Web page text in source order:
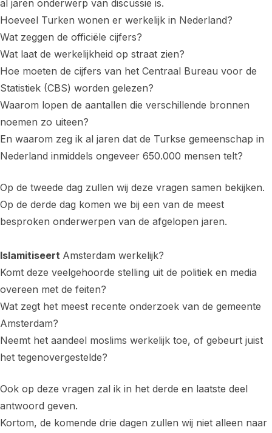
al jaren onderwerp van discussie is.
Hoeveel Turken wonen er werkelijk in Nederland?
Wat zeggen de officiële cijfers?
Wat laat de werkelijkheid op straat zien?
Hoe moeten de cijfers van het Centraal Bureau voor de
Statistiek (CBS) worden gelezen?
Waarom lopen de aantallen die verschillende bronnen
noemen zo uiteen?
En waarom zeg ik al jaren dat de Turkse gemeenschap in
Nederland inmiddels ongeveer 650.000 mensen telt?
Op de tweede dag zullen wij deze vragen samen bekijken.
Op de derde dag komen we bij een van de meest
besproken onderwerpen van de afgelopen jaren.
Islamitiseert Amsterdam werkelijk?
Komt deze veelgehoorde stelling uit de politiek en media
overeen met de feiten?
Wat zegt het meest recente onderzoek van de gemeente
Amsterdam?
Neemt het aandeel moslims werkelijk toe, of gebeurt juist
het tegenovergestelde?
Ook op deze vragen zal ik in het derde en laatste deel
antwoord geven.
Kortom, de komende drie dagen zullen wij niet alleen naar